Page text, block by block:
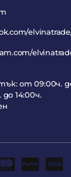
от 09:00ч.
14:00ч.